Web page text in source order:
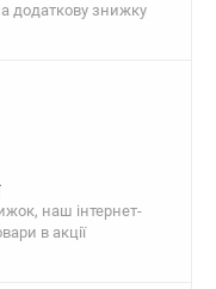
додаткову знижку
наш інтернет-
в акції